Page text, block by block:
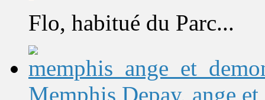
Flo, habitué du Parc...
Memphis Depay, ange et